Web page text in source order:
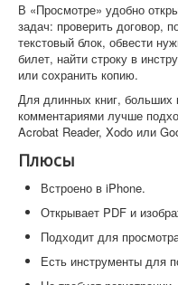
В «Просмотре» удобно
задач: проверить договор,
текстовый блок, обвести
билет, найти строку в
или сохранить копию.
Для длинных книг, больших
комментариями лучше
Acrobat Reader, Xodo или
Плюсы
Встроено в iPhone.
Открывает PDF и
Подходит для
Есть инструменты для